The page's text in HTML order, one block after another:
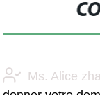
Ms. Alice